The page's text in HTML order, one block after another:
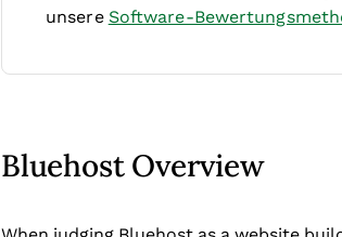
unsere Software-
Bluehost Overview